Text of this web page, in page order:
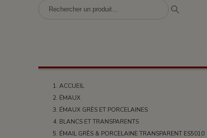
ACCUEIL
ÉMAUX
ÉMAUX GRÈS ET PORCELAINES
BLANCS ET TRANSPARENTS
ÉMAIL GRÈS & PORCELAINE TRANSPARENT ES5010